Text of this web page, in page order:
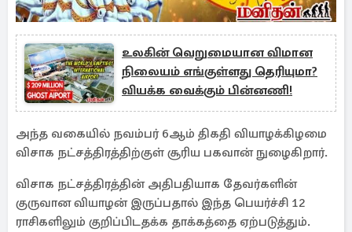
உலகின் வெறுமையான விமான
நிலையம் எங்குள்ளது தெரியுமா?
வியக்க வைக்கும் பின்னணி!
அந்த வகையில் நவம்பர் 6ஆம் திகதி வியாழக்கிழமை
விசாக நட்சத்திரத்திற்குள் சூரிய பகவான் நுழைகிறார்.
விசாக நட்சத்திரத்தின் அதிபதியாக தேவர்களின்
குருவான வியாழன் இருப்பதால் இந்த பெயர்ச்சி 12
ராசிகளிலும் குறிப்பிடதக்க தாக்கத்தை ஏற்படுத்தும்.